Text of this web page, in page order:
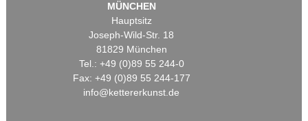
MÜNCHEN
Hauptsitz
Joseph-Wild-Str. 18
81829 München
Tel.: +49 (0)89 55 244-0
Fax: +49 (0)89 55 244-177
info@kettererkunst.de